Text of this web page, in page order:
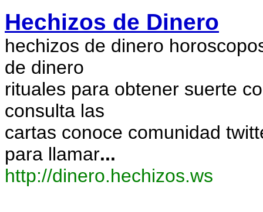
Hechizos de Dinero
hechizos de dinero
de dinero
rituales para obtener suerte
consulta las
cartas conoce comunidad
para llamar...
http://dinero.hechizos.ws